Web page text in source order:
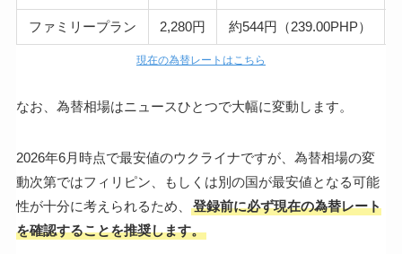
ファミリープラン 2,280円 約544円（239.00PHP）
現在の為替レートはこちら
なお、為替相場はニュースひとつで大幅に変動します。
2026年6月時点で最安値のウクライナですが、為替相場の変
動次第ではフィリピン、もしくは別の国が最安値となる可能
性が十分に考えられるため、
登録前に必ず現在の為替レート
を確認することを推奨します。